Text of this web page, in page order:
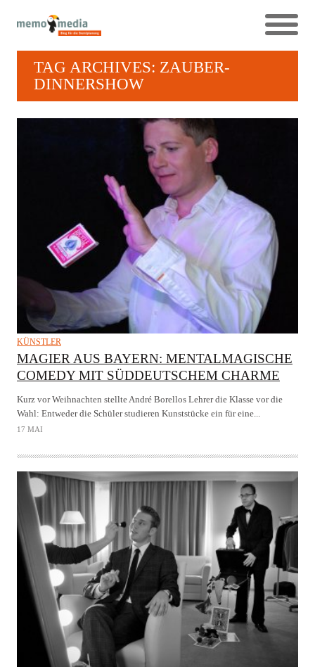
TAG ARCHIVES: ZAUBER-
DINNERSHOW
KÜNSTLER
MAGIER AUS BAYERN: MENTALMAGISCHE
COMEDY MIT SÜDDEUTSCHEM CHARME
Kurz vor Weihnachten stellte André Borellos Lehrer die Klasse vor die
Wahl: Entweder die Schüler studieren Kunststücke ein für eine...
17 MAI